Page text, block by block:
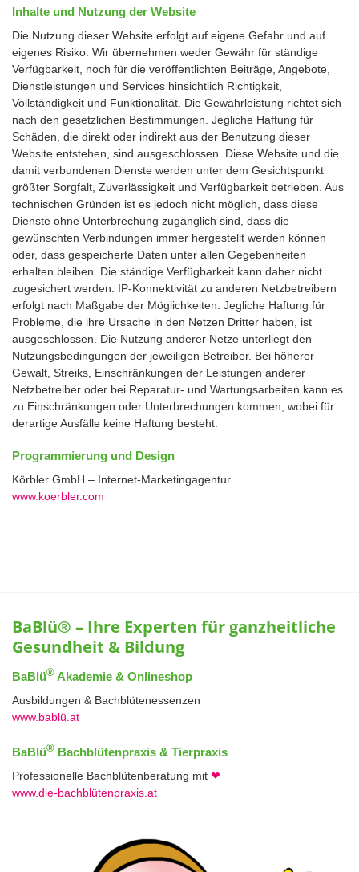
Inhalte und Nutzung der Website
Die Nutzung dieser Website erfolgt auf eigene Gefahr und auf
eigenes Risiko. Wir übernehmen weder Gewähr für ständige
Verfügbarkeit, noch für die veröffentlichten Beiträge, Angebote,
Dienstleistungen und Services hinsichtlich Richtigkeit,
Vollständigkeit und Funktionalität. Die Gewährleistung richtet sich
nach den gesetzlichen Bestimmungen. Jegliche Haftung für
Schäden, die direkt oder indirekt aus der Benutzung dieser
Website entstehen, sind ausgeschlossen. Diese Website und die
damit verbundenen Dienste werden unter dem Gesichtspunkt
größter Sorgfalt, Zuverlässigkeit und Verfügbarkeit betrieben. Aus
technischen Gründen ist es jedoch nicht möglich, dass diese
Dienste ohne Unterbrechung zugänglich sind, dass die
gewünschten Verbindungen immer hergestellt werden können
oder, dass gespeicherte Daten unter allen Gegebenheiten
erhalten bleiben. Die ständige Verfügbarkeit kann daher nicht
zugesichert werden. IP-Konnektivität zu anderen Netzbetreibern
erfolgt nach Maßgabe der Möglichkeiten. Jegliche Haftung für
Probleme, die ihre Ursache in den Netzen Dritter haben, ist
ausgeschlossen. Die Nutzung anderer Netze unterliegt den
Nutzungsbedingungen der jeweiligen Betreiber. Bei höherer
Gewalt, Streiks, Einschränkungen der Leistungen anderer
Netzbetreiber oder bei Reparatur- und Wartungsarbeiten kann es
zu Einschränkungen oder Unterbrechungen kommen, wobei für
derartige Ausfälle keine Haftung besteht.
Programmierung und Design
Körbler GmbH – Internet-Marketingagentur
www.koerbler.com
BaBlü® – Ihre Experten für ganzheitliche
Gesundheit & Bildung
BaBlü® Akademie & Onlineshop
Ausbildungen & Bachblütenessenzen
www.bablü.at
BaBlü® Bachblütenpraxis & Tierpraxis
Professionelle Bachblütenberatung mit ❤
www.die-bachblütenpraxis.at